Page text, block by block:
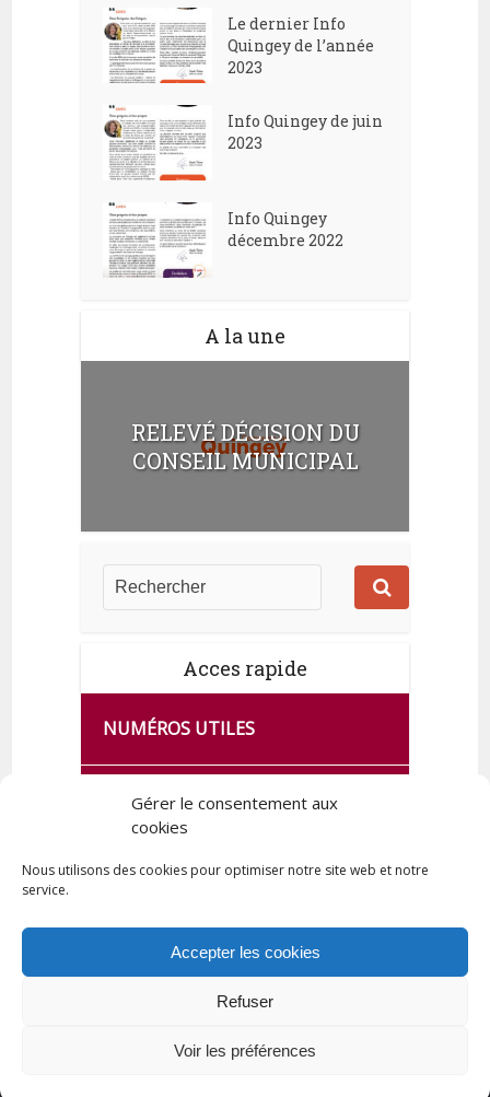
Gérer le consentement aux
cookies
Nous utilisons des cookies pour optimiser notre site web et notre
service.
Accepter les cookies
Refuser
Voir les préférences
Le dernier Info
Quingey de l’année
2023
Info Quingey de juin
2023
Info Quingey
décembre 2022
A la une
RELEVÉ DÉCISION DU
CONSEIL MUNICIPAL
Acces rapide
NUMÉROS UTILES
CA SE PASSE À FRANCE SERVICES
DE QUINGEY
Tous droits réservés © 2023 Commune de Quingey / Création -